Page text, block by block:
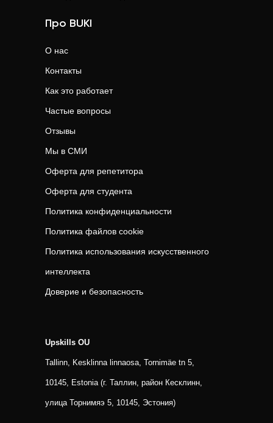
Про BUKI
О нас
Контакты
Как это работает
Частые вопросы
Отзывы
Мы в СМИ
Оферта для репетитора
Оферта для студента
Политика конфиденциальности
Политика файлов cookie
Политика использования искусственного
интеллекта
Доверие и безопасность
Upskills OU
Tallinn, Kesklinna linnaosa, Tornimäe tn 5,
10145, Estonia (г. Таллин, район Кесклинн,
улица Торнимяэ 5, 10145, Эстония)